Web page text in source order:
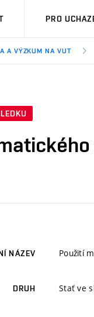
PRO
A VÝZKUM NA VUT
NÁZEV Použití
DRUH Stať ve